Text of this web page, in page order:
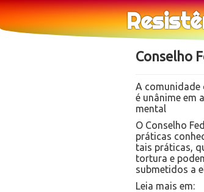
Conselho
A comunidade
é unânime em
mental
O Conselho
práticas
tais práticas,
tortura e
submetidos a
Leia mais em: